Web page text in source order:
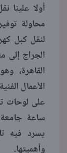
أولا علينا
محاولة
لنقل كبل
الجراج
القاهرة،
الأعمال
على لوحات
ساعة جامعة
يسرد فيه
وأهميتها.